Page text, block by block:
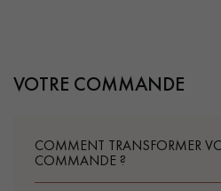
VOTRE COMMANDE
COMMENT TRANSFORMER
COMMANDE ?